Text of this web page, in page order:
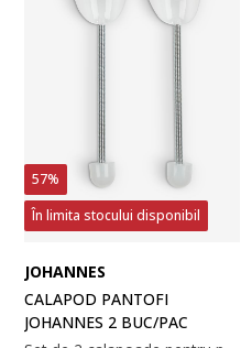
57%
În limita stocului disponibil
JOHANNES
CALAPOD PANTOFI
JOHANNES 2 BUC/PAC